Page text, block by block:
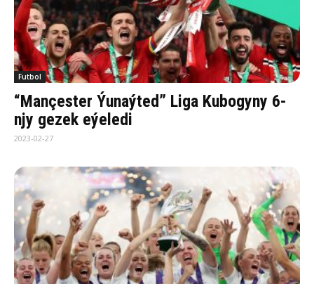
Futbol
“Mançester Ýunaýted” Liga Kubogyny 6-
njy gezek eýeledi
2023-02-27